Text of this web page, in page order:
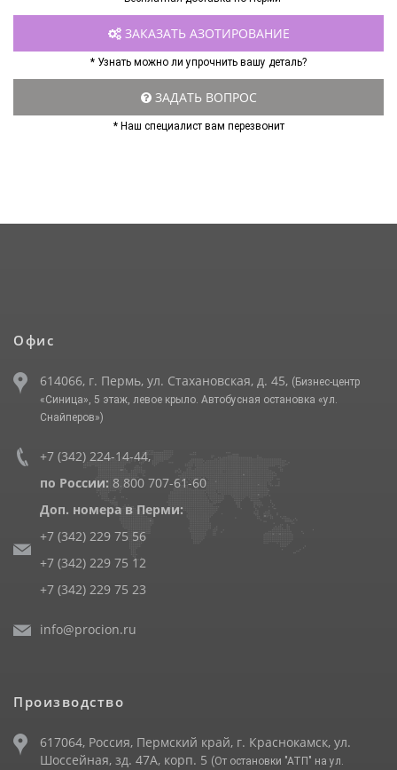
ЗАКАЗАТЬ АЗОТИРОВАНИЕ
* Узнать можно ли упрочнить вашу деталь?
ЗАДАТЬ ВОПРОС
* Наш специалист вам перезвонит
Офис
614066, г. Пермь, ул. Стахановская, д. 45, (Бизнес-центр
«Синица», 5 этаж, левое крыло. Автобусная остановка «ул.
Снайперов»)
+7 (342) 224-14-44,
по России: 8 800 707-61-60
Доп. номера в Перми:
+7 (342) 229 75 56
+7 (342) 229 75 12
+7 (342) 229 75 23
info@procion.ru
Производство
617064, Россия, Пермский край, г. Краснокамск, ул.
Шоссейная, зд. 47А, корп. 5 (От остановки "АТП" на ул.